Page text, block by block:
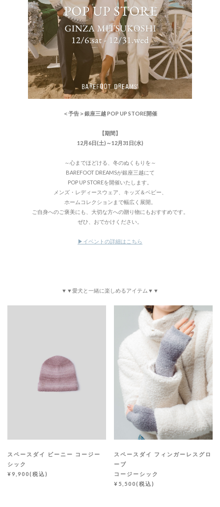
＜予告＞銀座三越 POP UP STORE開催
【期間】
12月6日(土)～12月31日(水)
～心までほどける、冬のぬくもりを～
BAREFOOT DREAMSが銀座三越にて
POP UP STOREを開催いたします。
メンズ・レディースウェア、キッズ＆ベビー、
ホームコレクションまで幅広く展開。
ご自身へのご褒美にも、大切な方への贈り物にもおすすめです。
ぜひ、おでかけください。
▶イベントの詳細はこちら
▼▼愛犬と一緒に楽しめるアイテム▼▼
スペースダイ ビーニー コージー
シック
¥9,900(税込)
スペースダイ フィンガーレスグロ
ーブ
コージーシック
¥5,500(税込)